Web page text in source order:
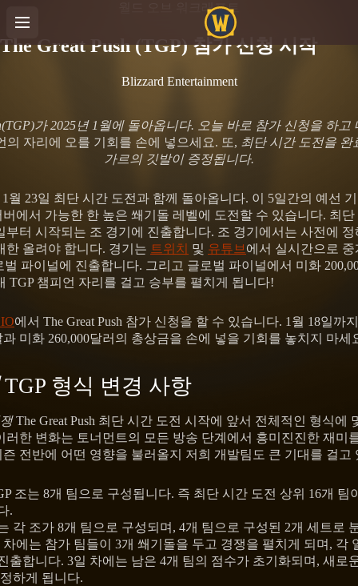
월드 오브 워크래프트
The Great Push (TGP) 참가 신청 시작
Blizzard Entertainment
가 2025년 1월에 돌아옵니다. 오늘 바로 참가 신청을 하고
의 자리에 오를 기회를 손에 넣으세요. 또, 최단 시간 도전을 완
가르의 깃발이 증정됩니다.
1월 23일 최단 시간 도전과 함께 돌아옵니다. 이 5일간의 예선
에서 가능한 한 높은 쐐기돌 레벨에 도전할 수 있습니다. 최
부터 시작되는 조 경기에 진출합니다. 조 경기에서는 사전에
한 올려야 합니다. 경기는 트위치 및 유튜브 에서 실시간으로
벌 파이널에 진출합니다. 그리고 글로벌 파이널에서 미화
TGP 챔피언 자리를 걸고 승부를 펼치게 됩니다!
에서 The Great Push 참가 신청을 할 수 있습니다. 1월 18일까
미화 260,000달러의 총상금을 손에 넣을 기회를 놓치지 마세
TGP 형식 변경 사항
The Great Push 최단 시간 도전 시작에 앞서 전체적인 형식에
러한 변화는 토너먼트의 모든 방송 단계에서 흥미진진한 재미
전반에 어떤 영향을 불러올지 저희 개발팀도 큰 기대를 걸고
조는 8개 팀으로 구성됩니다. 즉 최단 시간 도전 상위 16개 팀
.
각 조가 8개 팀으로 구성되며, 4개 팀으로 구성된 2개 세트로
차에는 참가 팀들이 3개 쐐기돌을 두고 경쟁을 펼치게 되며, 각
출합니다. 3일 차에는 남은 4개 팀의 점수가 초기화되며, 새로
하게 됩니다.